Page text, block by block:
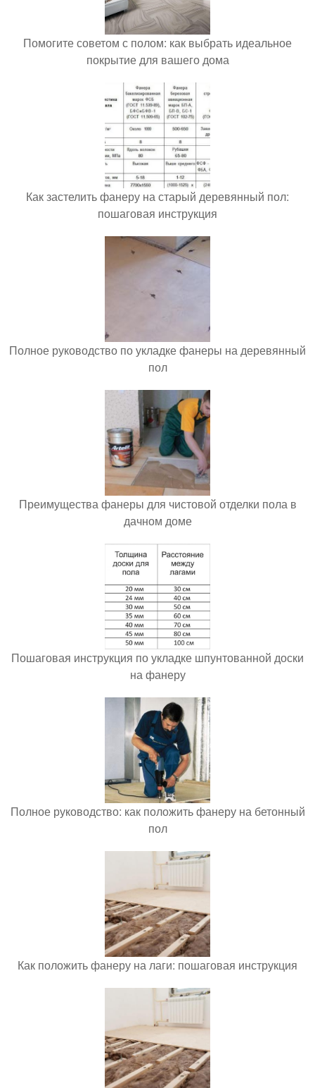
Помогите советом с полом: как выбрать идеальное
покрытие для вашего дома
Как застелить фанеру на старый деревянный пол:
пошаговая инструкция
Полное руководство по укладке фанеры на деревянный
пол
Преимущества фанеры для чистовой отделки пола в
дачном доме
Пошаговая инструкция по укладке шпунтованной доски
на фанеру
Полное руководство: как положить фанеру на бетонный
пол
Как положить фанеру на лаги: пошаговая инструкция